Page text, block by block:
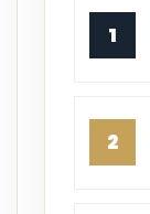
1
2